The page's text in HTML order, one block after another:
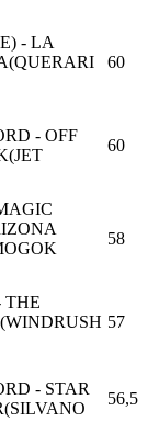
- LA
60
- OFF
60
58
THE
57
- STAR
56,5